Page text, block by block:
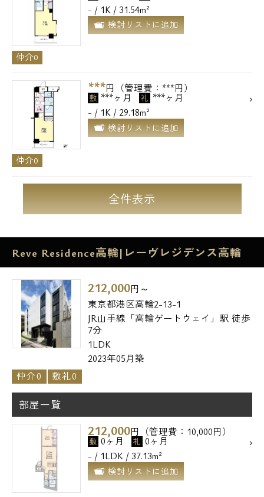
- / 1K / 31.54m²
検討リストに追加
仲介0
***円（管理費：***円）
敷 ***ヶ月 礼 ***ヶ月
- / 1K / 29.18m²
検討リストに追加
仲介0
全件表示
Reve Residence高輪|レーヴレジデンス高輪
212,000円～
東京都港区高輪2-13-1
JR山手線「高輪ゲートウェイ」駅 徒歩
7分
1LDK
2023年05月築
仲介0
敷礼0
部屋一覧
212,000円（管理費：10,000円）
敷 0ヶ月 礼 0ヶ月
- / 1LDK / 37.13m²
検討リストに追加